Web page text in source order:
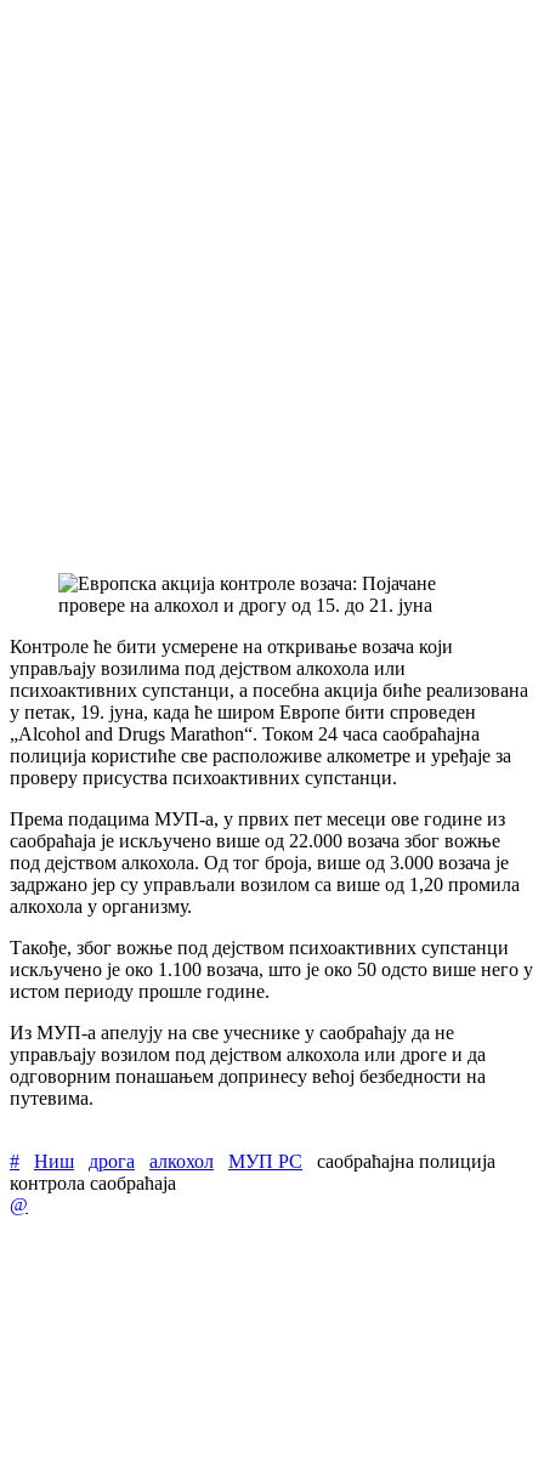
Контроле ће бити усмерене на откривање возача који
управљају возилима под дејством алкохола или
психоактивних супстанци, а посебна акција биће реализована
у петак, 19. јуна, када ће широм Европе бити спроведен
„Alcohol and Drugs Marathon“. Током 24 часа саобраћајна
полиција користиће све расположиве алкометре и уређаје за
проверу присуства психоактивних супстанци.
Према подацима МУП-а, у првих пет месеци ове године из
саобраћаја је искључено више од 22.000 возача због вожње
под дејством алкохола. Од тог броја, више од 3.000 возача је
задржано јер су управљали возилом са више од 1,20 промила
алкохола у организму.
Такође, због вожње под дејством психоактивних супстанци
искључено је око 1.100 возача, што је око 50 одсто више него у
истом периоду прошле године.
Из МУП-а апелују на све учеснике у саобраћају да не
управљају возилом под дејством алкохола или дроге и да
одговорним понашањем допринесу већој безбедности на
путевима.
# Ниш дрога алкохол МУП РС
саобраћајна полиција
контрола саобраћаја
@